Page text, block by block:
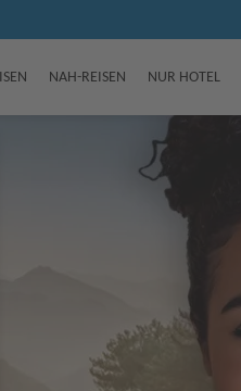
NAH-REISEN NUR HOTEL